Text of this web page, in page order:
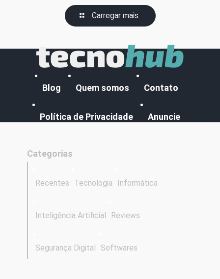
Carregar mais
Blog Quem somos Contato
Política de Privacidade Anuncie
Categorias
Recentes Tecnologia Informática
Inteligência Artificial Reviews
Segurança Digital Softwares